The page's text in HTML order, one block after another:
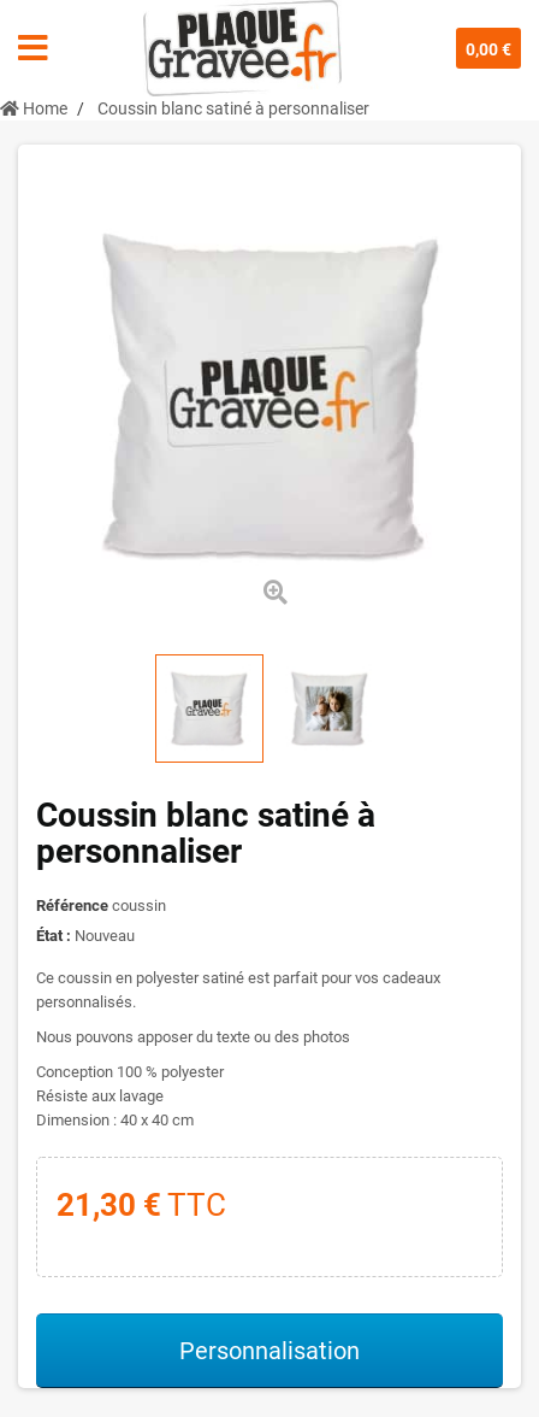
0,00 €
Home Coussin blanc satiné à personnaliser
Coussin blanc satiné à
personnaliser
Référence coussin
État : Nouveau
Ce coussin en polyester satiné est parfait pour vos cadeaux
personnalisés.
Nous pouvons apposer du texte ou des photos
Conception 100 % polyester
Résiste aux lavage
Dimension : 40 x 40 cm
21,30 € TTC
Personnalisation